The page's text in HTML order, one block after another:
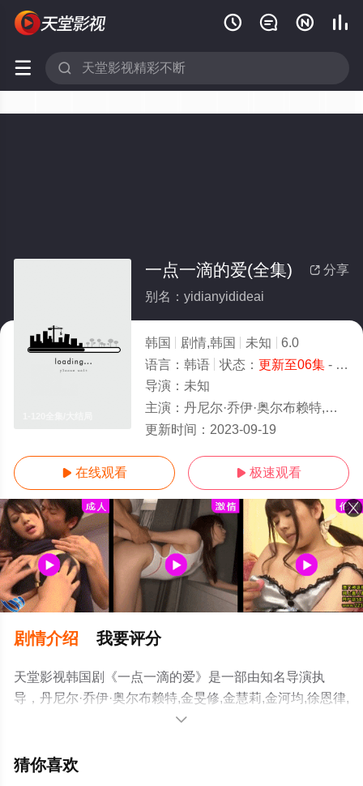
   
 
 分享
一点一滴的爱(全集)
别名：yidianyidideai
韩国 剧情,韩国 未知
6.0
语言： 韩语 状态： 更新至06集- 免费在线观看
导演： 未知
主演： 丹尼尔·乔伊·奥尔布赖特,金旻修,金慧莉,金河均,徐恩律,李宗秀
更新时间： 2023-09-19
 在线观看  极速观看
剧情介绍 我要评分
天堂影视韩国剧《一点一滴的爱》是一部由知名导演执
导，丹尼尔·乔伊·奥尔布赖特,金旻修,金慧莉,金河均,徐恩律,
李宗秀等演员精彩演绎的韩国电视剧，大结局剧情已揭晓
集就上天堂电影网，更多相关信息可移步至豆瓣电视剧、

猜你喜欢